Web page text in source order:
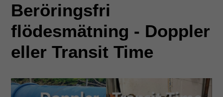
Beröringsfri
flödesmätning - Doppler
eller Transit Time